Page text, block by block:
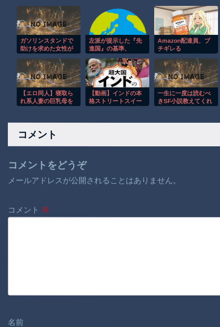
ガソリンスタンドで
助けを求めた女性が
間！！
左派が提示した『先
進国』の基準、
線で行くの？」と周
囲を困惑させまくっ
てしまう
Amazon配達員、ブ
チギレる
【エロ同人】寝取ら
れ系人妻の巨乳母を
夜を堕ちるように誘
うｗ
【動画】インドの本
格ストリートスイー
一生に一度は読むべ
きSF小説教えてくれ
コメント
コメントをどうぞ
メールアドレスが公開されることはありません。
コメント ※
名前